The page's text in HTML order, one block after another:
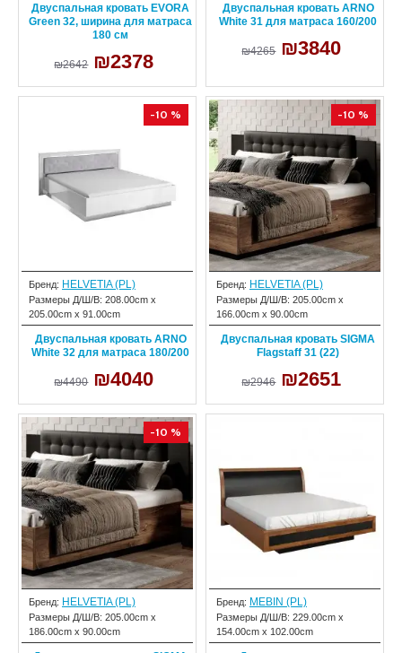
Двуспальная кровать EVORA
Green 32, ширина для матраса
180 см
₪2642 ₪2378
Двуспальная кровать ARNO
White 31 для матраса 160/200
₪4265 ₪3840
-10 %
Бренд: HELVETIA (PL)
Размеры Д/Ш/В: 208.00cm x
205.00cm x 91.00cm
Двуспальная кровать ARNO
White 32 для матраса 180/200
₪4490 ₪4040
-10 %
Бренд: HELVETIA (PL)
Размеры Д/Ш/В: 205.00cm x
166.00cm x 90.00cm
Двуспальная кровать SIGMA
Flagstaff 31 (22)
₪2946 ₪2651
-10 %
Бренд: HELVETIA (PL)
Размеры Д/Ш/В: 205.00cm x
186.00cm x 90.00cm
Бренд: MEBIN (PL)
Размеры Д/Ш/В: 229.00cm x
154.00cm x 102.00cm